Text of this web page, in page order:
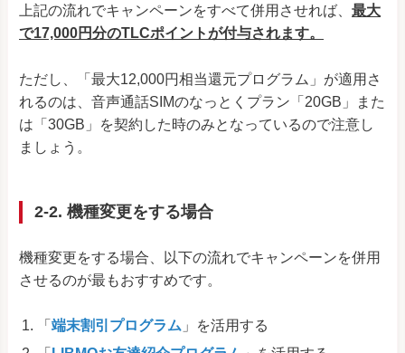
上記の流れでキャンペーンをすべて併用させれば、 最大
で17,000円分のTLCポイントが付与されます。
ただし、「最大12,000円相当還元プログラム」が適用さ
れるのは、音声通話SIMのなっとくプラン「20GB」また
は「30GB」を契約した時のみとなっているので注意し
ましょう。
2-2. 機種変更をする場合
機種変更をする場合、以下の流れでキャンペーンを併用
させるのが最もおすすめです。
「 端末割引プログラム 」を活用する